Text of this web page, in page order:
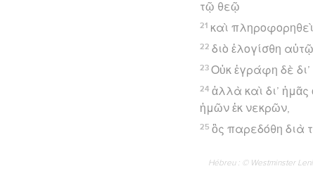
τῷ θεῷ
21 καὶ
22 διὸ ἐλογίσθη αὐτῷ
23 Οὐκ ἐγράφη δὲ δι’
24 ἀλλὰ καὶ δι’ ἡμᾶς
ἡμῶν ἐκ νεκρῶν,
25 ὃς παρεδόθη διὰ
Hébreu : © Westminster